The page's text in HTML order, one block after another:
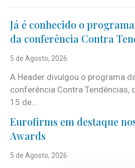
Já é conhecido o
da conferência Contra
5 de Agosto, 2026
A Header divulgou o programa
conferência Contra Tendências,
15 de...
Eurofirms em destaque
Awards
5 de Agosto, 2026